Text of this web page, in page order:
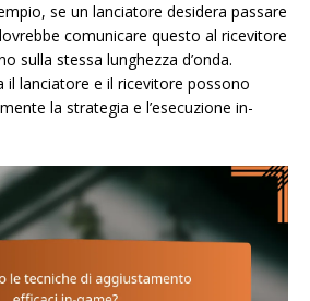
se un lanciatore desidera passare
comunicare questo al ricevitore
sulla stessa lunghezza d’onda.
il lanciatore e il ricevitore possono
la strategia e l’esecuzione in-